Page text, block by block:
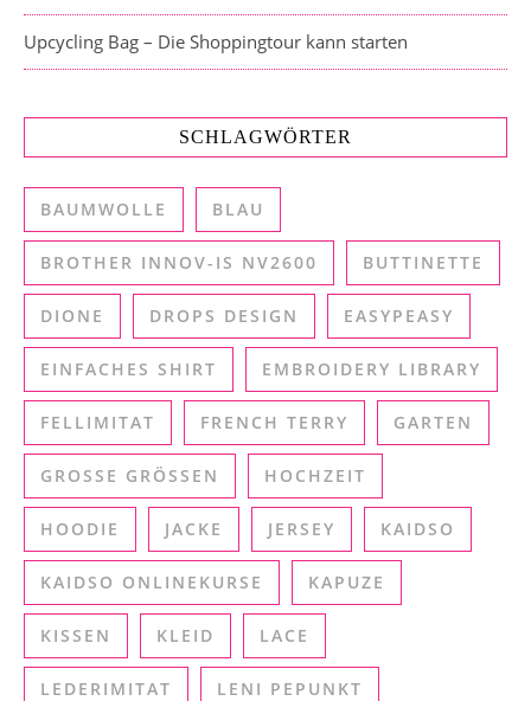
Upcycling Bag – Die Shoppingtour kann starten
SCHLAGWÖRTER
BAUMWOLLE BLAU
BROTHER INNOV-IS NV2600 BUTTINETTE
DIONE DROPS DESIGN EASYPEASY
EINFACHES SHIRT EMBROIDERY LIBRARY
FELLIMITAT FRENCH TERRY GARTEN
GROSSE GRÖSSEN HOCHZEIT
HOODIE JACKE JERSEY KAIDSO
KAIDSO ONLINEKURSE KAPUZE
KISSEN KLEID LACE
LEDERIMITAT LENI PEPUNKT